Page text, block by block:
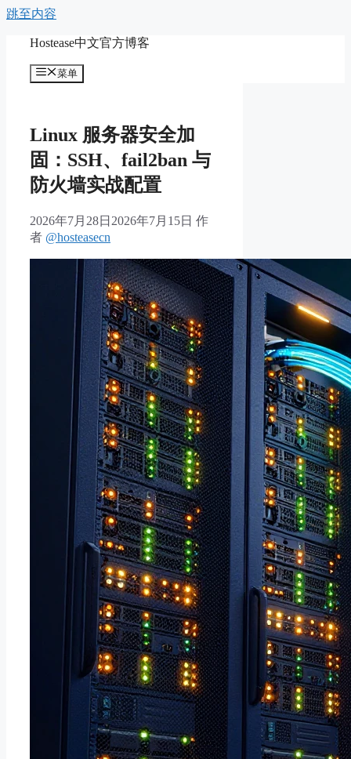
跳至内容
Hostease中文官方博客
菜单
Linux 服务器安全加
固：SSH、fail2ban 与
防火墙实战配置
2026年7月28日 2026年7月15日 作
者 @hosteasecn